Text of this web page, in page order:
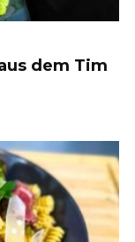
dem Tim